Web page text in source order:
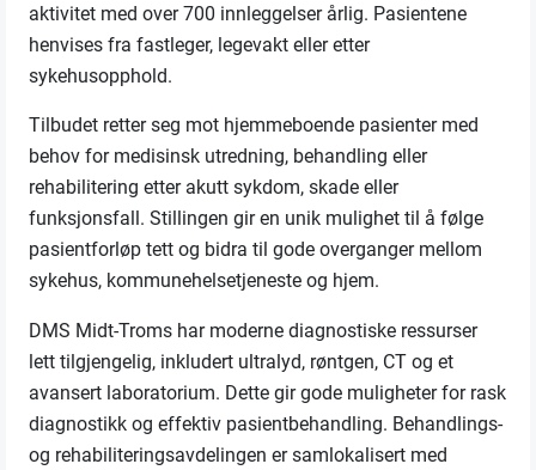
aktivitet med over 700 innleggelser årlig. Pasientene
henvises fra fastleger, legevakt eller etter
sykehusopphold.
Tilbudet retter seg mot hjemmeboende pasienter med
behov for medisinsk utredning, behandling eller
rehabilitering etter akutt sykdom, skade eller
funksjonsfall. Stillingen gir en unik mulighet til å følge
pasientforløp tett og bidra til gode overganger mellom
sykehus, kommunehelsetjeneste og hjem.
DMS Midt-Troms har moderne diagnostiske ressurser
lett tilgjengelig, inkludert ultralyd, røntgen, CT og et
avansert laboratorium. Dette gir gode muligheter for rask
diagnostikk og effektiv pasientbehandling. Behandlings-
og rehabiliteringsavdelingen er samlokalisert med